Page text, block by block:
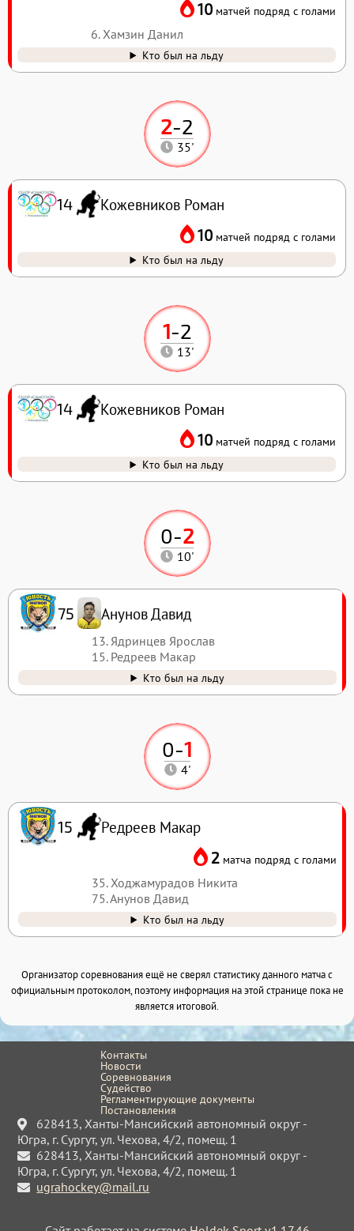
0-1
4'
15 Редреев Макар
2 матча подряд с голами
35. Ходжамурадов Никита
75. Анунов Давид
Кто был на льду
0-2
10'
75 Анунов Давид
13. Ядринцев Ярослав
15. Редреев Макар
Кто был на льду
1-2
13'
14 Кожевников Роман
10 матчей подряд с голами
Кто был на льду
2-2
35'
14 Кожевников Роман
10 матчей подряд с голами
Кто был на льду
10 матчей подряд с голами
6. Хамзин Данил
Кто был на льду
Организатор соревнования ещё не сверял статистику данного матча с
официальным протоколом, поэтому информация на этой странице пока не
является итоговой.
Контакты
Новости
Соревнования
Судейство
Регламентирующие документы
Постановления
628413, Ханты-Мансийский автономный округ -
Югра, г. Сургут, ул. Чехова, 4/2, помещ. 1
628413, Ханты-Мансийский автономный округ -
Югра, г. Сургут, ул. Чехова, 4/2, помещ. 1
ugrahockey@mail.ru